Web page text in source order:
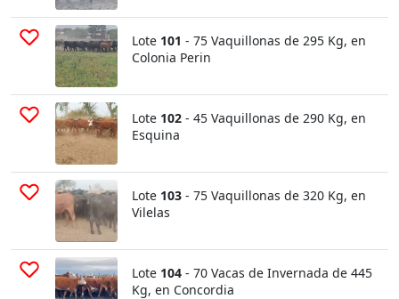
Lote 101 - 75 Vaquillonas de 295 Kg, en
Colonia Perin
Lote 102 - 45 Vaquillonas de 290 Kg, en
Esquina
Lote 103 - 75 Vaquillonas de 320 Kg, en
Vilelas
Lote 104 - 70 Vacas de Invernada de 445
Kg, en Concordia